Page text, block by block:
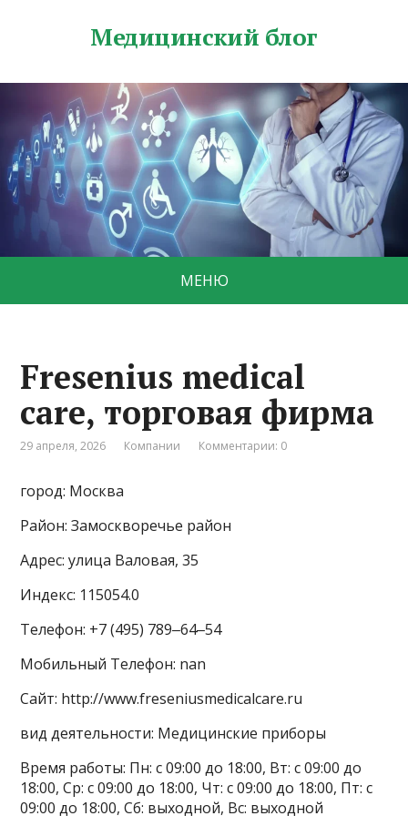
Медицинский блог
МЕНЮ
Fresenius medical
care, торговая фирма
29 апреля, 2026 Компании Комментарии: 0
город: Москва
Район: Замоскворечье район
Адрес: улица Валовая, 35
Индекс: 115054.0
Телефон: +7 (495) 789‒64‒54
Мобильный Телефон: nan
Сайт: http://www.freseniusmedicalcare.ru
вид деятельности: Медицинские приборы
Время работы: Пн: с 09:00 до 18:00, Вт: с 09:00 до
18:00, Ср: с 09:00 до 18:00, Чт: с 09:00 до 18:00, Пт: с
09:00 до 18:00, Сб: выходной, Вс: выходной